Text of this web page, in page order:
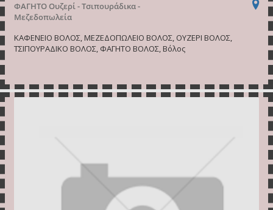
ΦΑΓΗΤΟ Ουζερί - Τσιπουράδικα -
Μεζεδοπωλεία
ΚΑΦΕΝΕΙΟ ΒΟΛΟΣ, ΜΕΖΕΔΟΠΩΛΕΙΟ ΒΟΛΟΣ, ΟΥΖΕΡΙ ΒΟΛΟΣ,
ΤΣΙΠΟΥΡΑΔΙΚΟ ΒΟΛΟΣ, ΦΑΓΗΤΟ ΒΟΛΟΣ, Βόλος